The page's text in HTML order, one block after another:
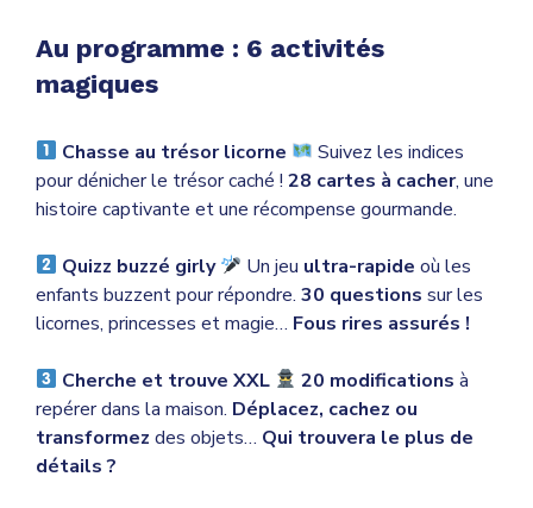
Au programme : 6 activités
magiques
Chasse au trésor licorne
Suivez les indices
pour dénicher le trésor caché ! 28 cartes à cacher, une
histoire captivante et une récompense gourmande.
Quizz buzzé girly Un jeu ultra-rapide où les
enfants buzzent pour répondre. 30 questions sur les
licornes, princesses et magie… Fous rires assurés !
Cherche et trouve XXL 20 modifications à
repérer dans la maison. Déplacez, cachez ou
transformez des objets… Qui trouvera le plus de
détails ?